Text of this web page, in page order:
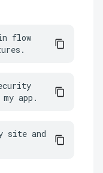
flow
app.
site and